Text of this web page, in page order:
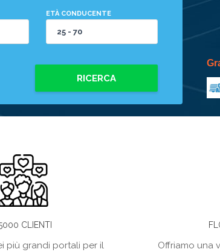
ETÀ CONDUCENTE
RICERCA
CLIENTI
più grandi portali per il
Offriamo una